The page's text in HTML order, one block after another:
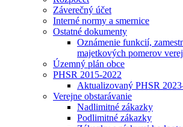
Záverečný účet
Interné normy a smernice
Ostatné dokumenty
Oznámenie funkcií,
majetkových pomerov
Územný plán obce
PHSR 2015-2022
Aktualizovaný PHSR
Verejne obstarávanie
Nadlimitné zákazky
Podlimitné zákazky